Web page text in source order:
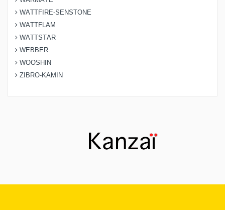
WATTFIRE-SENSTONE
WATTFLAM
WATTSTAR
WEBBER
WOOSHIN
ZIBRO-KAMIN